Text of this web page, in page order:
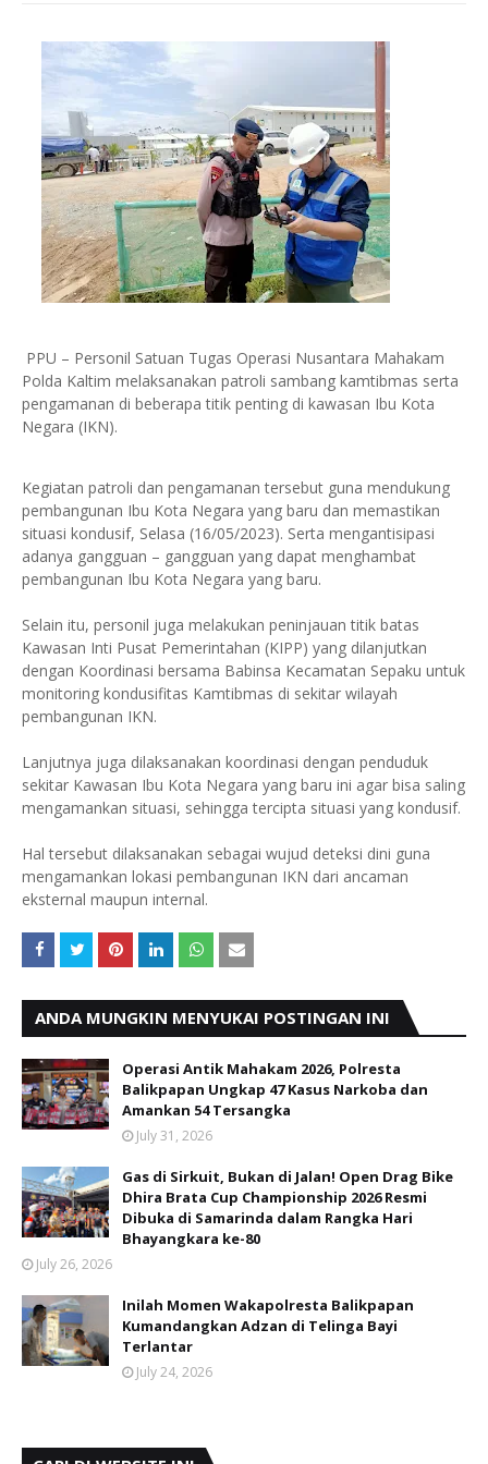
PPU – Personil Satuan Tugas Operasi Nusantara Mahakam
Polda Kaltim melaksanakan patroli sambang kamtibmas serta
pengamanan di beberapa titik penting di kawasan Ibu Kota
Negara (IKN).
Kegiatan patroli dan pengamanan tersebut guna mendukung
pembangunan Ibu Kota Negara yang baru dan memastikan
situasi kondusif, Selasa (16/05/2023). Serta mengantisipasi
adanya gangguan – gangguan yang dapat menghambat
pembangunan Ibu Kota Negara yang baru.
Selain itu, personil juga melakukan peninjauan titik batas
Kawasan Inti Pusat Pemerintahan (KIPP) yang dilanjutkan
dengan Koordinasi bersama Babinsa Kecamatan Sepaku untuk
monitoring kondusifitas Kamtibmas di sekitar wilayah
pembangunan IKN.
Lanjutnya juga dilaksanakan koordinasi dengan penduduk
sekitar Kawasan Ibu Kota Negara yang baru ini agar bisa saling
mengamankan situasi, sehingga tercipta situasi yang kondusif.
Hal tersebut dilaksanakan sebagai wujud deteksi dini guna
mengamankan lokasi pembangunan IKN dari ancaman
eksternal maupun internal.
ANDA MUNGKIN MENYUKAI POSTINGAN INI
Operasi Antik Mahakam 2026, Polresta
Balikpapan Ungkap 47 Kasus Narkoba dan
Amankan 54 Tersangka
July 31, 2026
Gas di Sirkuit, Bukan di Jalan! Open Drag Bike
Dhira Brata Cup Championship 2026 Resmi
Dibuka di Samarinda dalam Rangka Hari
Bhayangkara ke-80
July 26, 2026
Inilah Momen Wakapolresta Balikpapan
Kumandangkan Adzan di Telinga Bayi
Terlantar
July 24, 2026